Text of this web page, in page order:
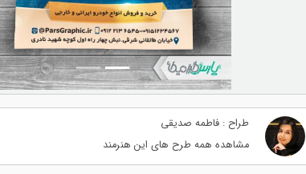
طراح : فاطمه صدیقی
مشاهده همه طرح های این هنرمند